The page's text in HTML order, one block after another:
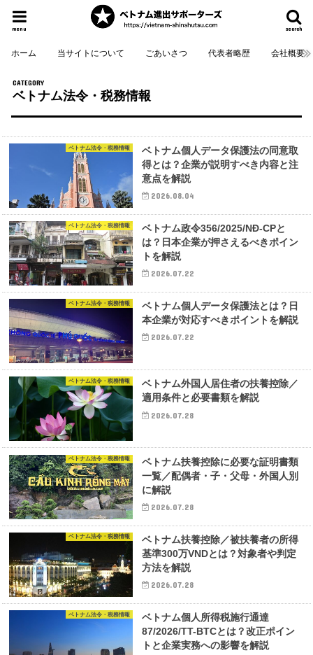
search
menu
ホーム 当サイトについて ごあいさつ 代表者略歴 会社概要
ベトナム法令・税務情報
ベトナム法令・税務情報
ベトナム個人データ保護法の同意取
得とは？企業が説明すべき内容と注
意点を解説
2026.08.04
ベトナム法令・税務情報
ベトナム政令356/2025/NĐ-CPと
は？日本企業が押さえるべきポイン
トを解説
2026.07.22
ベトナム法令・税務情報
ベトナム個人データ保護法とは？日
本企業が対応すべきポイントを解説
2026.07.22
ベトナム法令・税務情報
ベトナム外国人居住者の扶養控除／
適用条件と必要書類を解説
2026.07.28
ベトナム法令・税務情報
ベトナム扶養控除に必要な証明書類
一覧／配偶者・子・父母・外国人別
に解説
2026.07.28
ベトナム法令・税務情報
ベトナム扶養控除／被扶養者の所得
基準300万VNDとは？対象者や判定
方法を解説
2026.07.28
ベトナム法令・税務情報
ベトナム個人所得税施行通達
87/2026/TT-BTCとは？改正ポイン
トと企業実務への影響を解説